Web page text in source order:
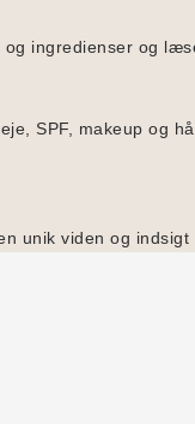
ingredienser og
SPF, makeup og
viden og